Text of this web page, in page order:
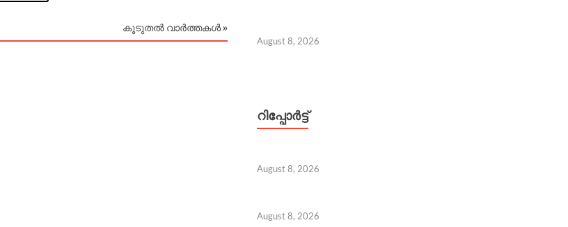
കൂടുതൽ വാർത്തകൾ »
August 8, 2026
റിപ്പോര്‍ട്ട്
August 8, 2026
August 8, 2026